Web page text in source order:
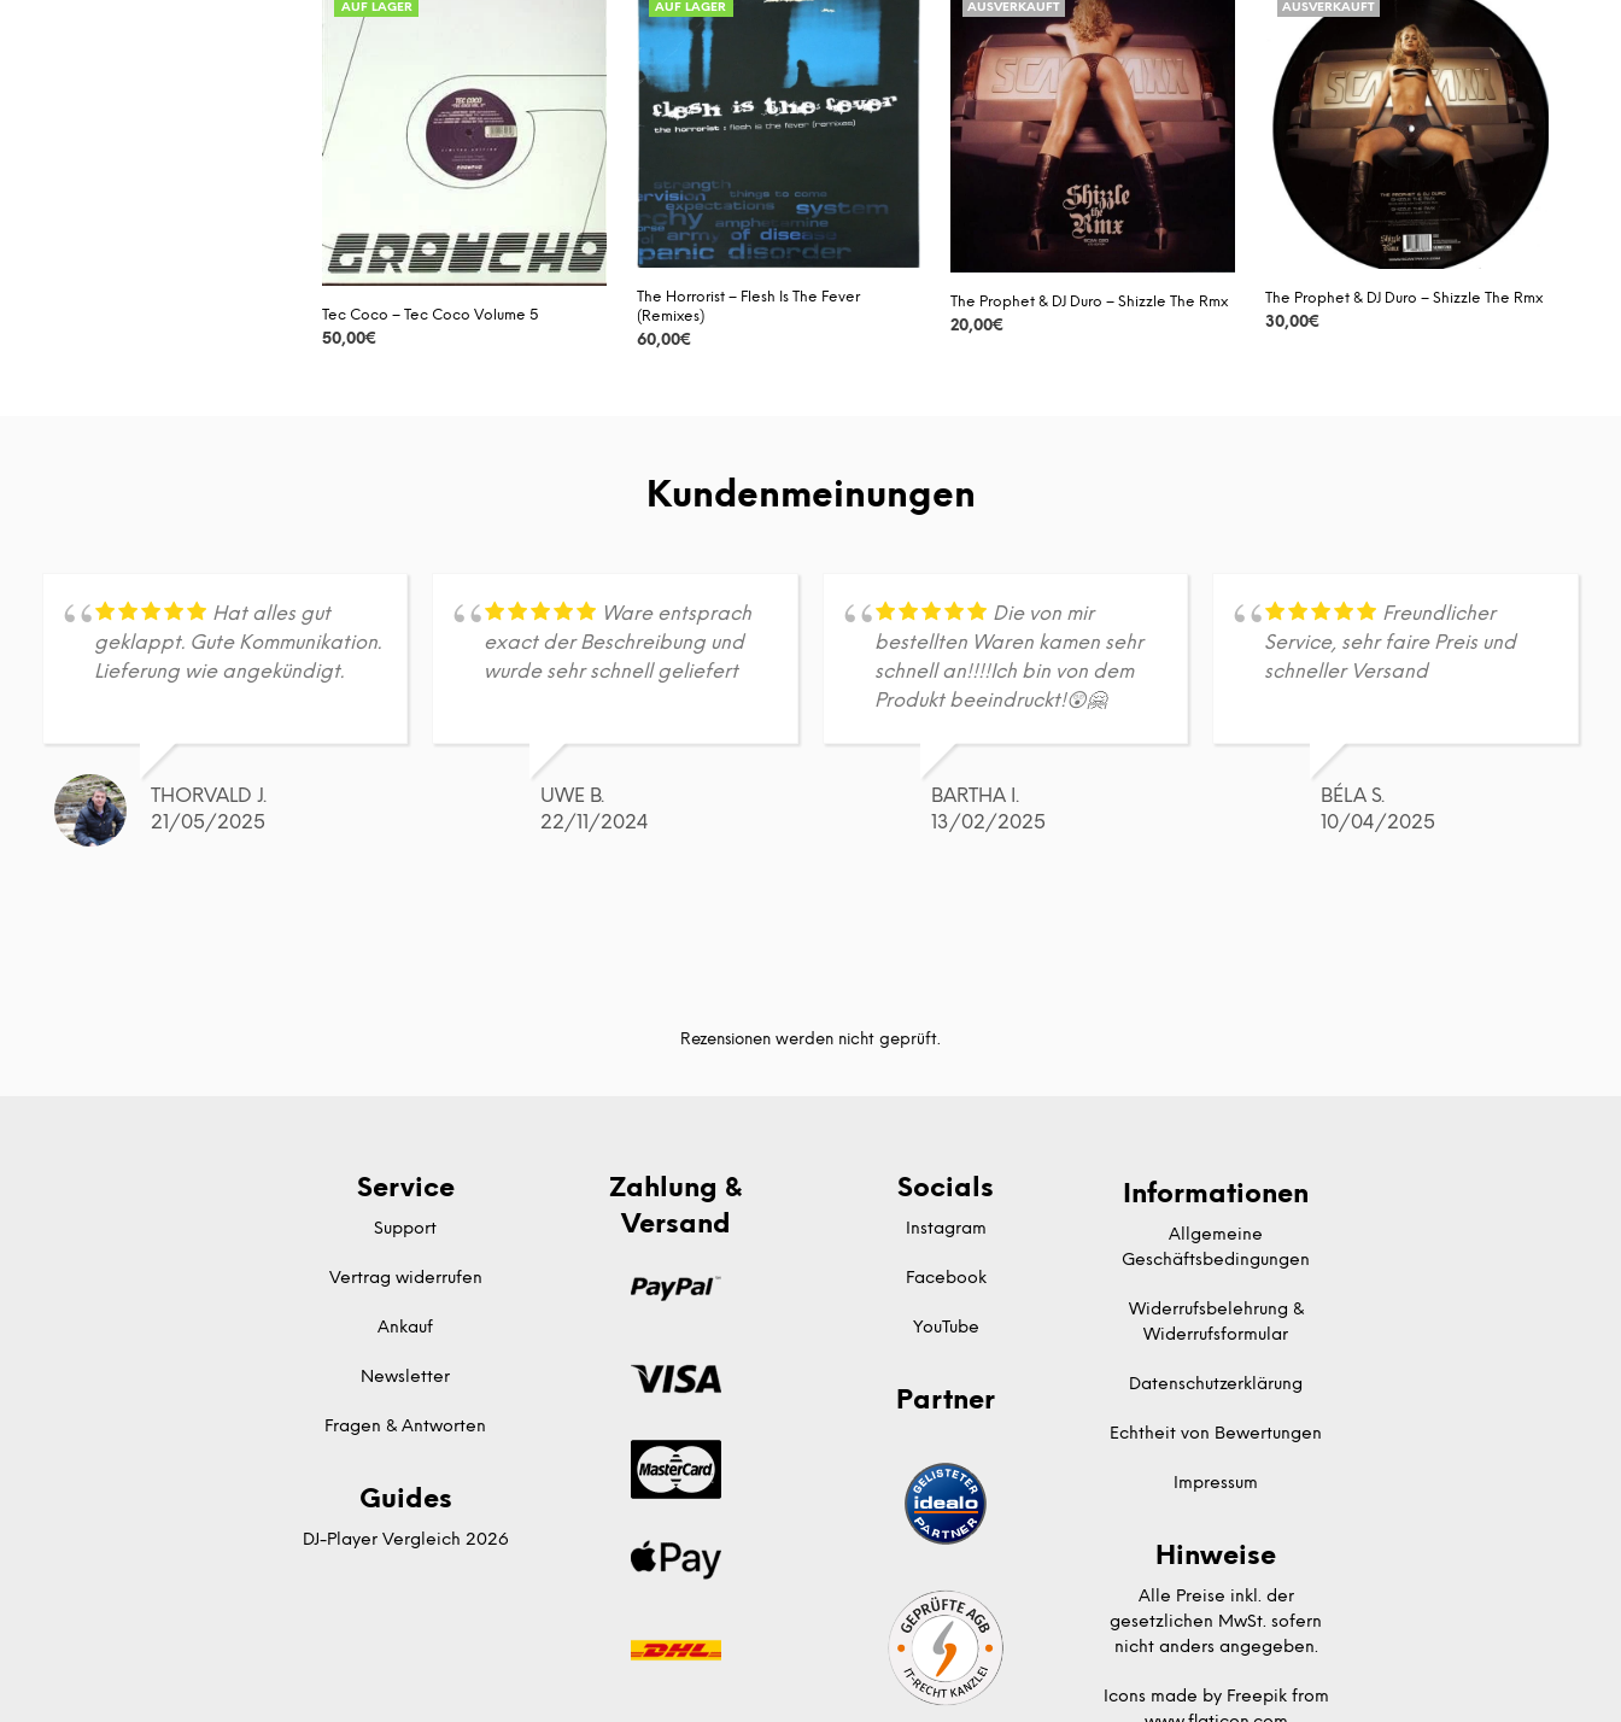
M
W
R
K
AUF LAGER
Tec Coco – Tec Coco Volume 5
50,00€
AUF LAGER
The Horrorist – Flesh Is The Fever
(Remixes)
60,00€
AUSVERKAUFT
The Prophet & DJ Duro – Shizzle The Rmx
20,00€
AUSVERKAUFT
The Prophet & DJ Duro – Shizzle The Rmx
30,00€
Kundenmeinungen
Hat alles gut
geklappt. Gute Kommunikation.
Lieferung wie angekündigt.
THORVALD J.
21/05/2025
Ware entsprach
exact der Beschreibung und
wurde sehr schnell geliefert
UWE B.
22/11/2024
Die von mir
bestellten Waren kamen sehr
schnell an!!!!Ich bin von dem
Produkt beeindruckt!😲🤗
BARTHA I.
13/02/2025
Freundlicher
Service, sehr faire Preis und
schneller Versand
BÉLA S.
10/04/2025
Rezensionen werden nicht geprüft.
Service
Support
Vertrag widerrufen
Ankauf
Newsletter
Fragen & Antworten
Guides
DJ-Player Vergleich 2026
Zahlung &
Versand
Socials
Instagram
Facebook
YouTube
Partner
Informationen
Allgemeine
Geschäftsbedingungen
Widerrufsbelehrung &
Widerrufsformular
Datenschutzerklärung
Echtheit von Bewertungen
Impressum
Hinweise
Alle Preise inkl. der
gesetzlichen MwSt. sofern
nicht anders angegeben.
Icons made by Freepikfrom